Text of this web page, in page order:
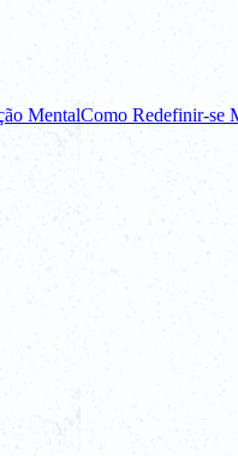
MentalComo Redefinir-se